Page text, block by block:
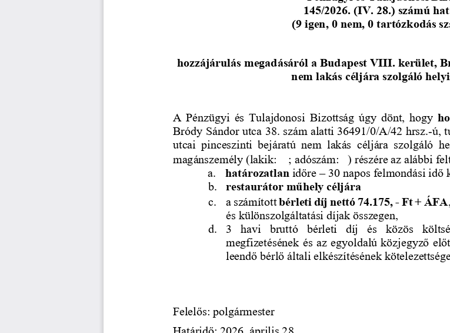
145/2026. (IV. 28.) számú
(9 igen, 0 nem, 0 tartózkodás
hozzájárulás megadásáról a Budapest VIII. kerület,
nem lakás céljára szolgáló
A Pénzügyi  és  Tulajdonosi  Bizottság  úgy  dönt,  hogy
Bródy Sándor utca 38. szám alatti 36491/0/A/42 hrsz.-ú,
utcai  pinceszinti  bejáratú  nem  lakás  céljára  szolgáló
magánszemély (lakik:
; adószám: ) részére az alábbi
a.
határozatlan időre – 30 napos felmondási idő
b.
restaurátor műhely céljára
c.
a számított bérleti díj nettó 74.175, -Ft + ÁFA
és különszolgáltatási díjak összegen,
d.
3  havi  bruttó  bérleti  díj  és  közös
megfizetésének és az egyoldalú közjegyző
leendő bérlő általi elkészítésének
Felelős: polgármester
Határidő: 2026. április 28.